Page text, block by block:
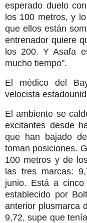
esperado duelo con
los 100 metros, y
que ellos están
entrenador quiere
los 200. Y Asafa
mucho tiempo".
El médico del
velocista
El ambiente se
excitantes desde
que han bajado
toman posiciones.
100 metros y de
las tres marcas:
junio. Está a cinco
establecido por
anterior plusmarca
9,72, supe que